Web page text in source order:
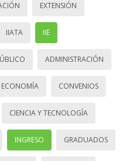
EXTENSIÓN
IIATA IIE
ADMINISTRACIÓN
ECONOMÍA CONVENIOS
CIENCIA Y TECNOLOGÍA
INGRESO GRADUADOS